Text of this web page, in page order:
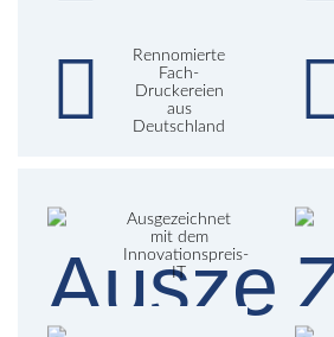
Rennomierte
Fach-
Druckereien
aus
Deutschland
Ausgezeichnet
mit dem
Innovationspreis-
IT